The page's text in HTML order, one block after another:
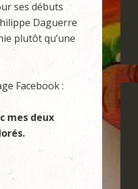
ses débuts
Daguerre
plutôt qu’une
Facebook :
mes deux